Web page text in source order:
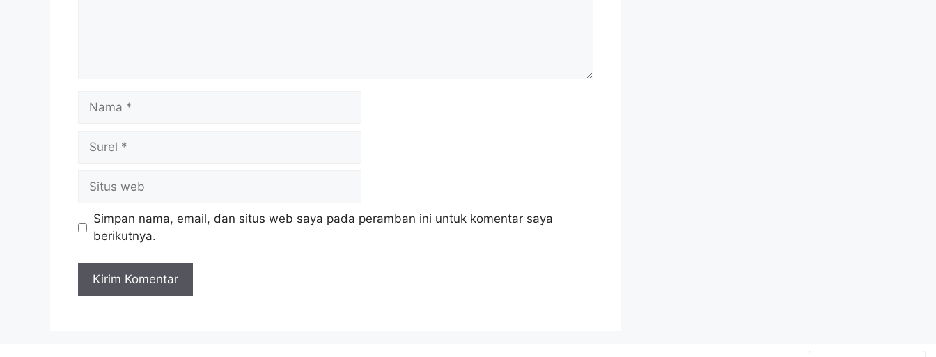
Nama
Surel
Situs
web
Simpan nama, email, dan situs web saya pada peramban ini untuk komentar saya
berikutnya.